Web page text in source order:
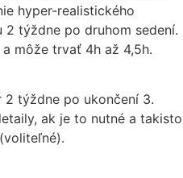
hyper-realistického
2 týždne po druhom sedení.
môže trvať 4h až 4,5h.
2 týždne po ukončení 3.
ak je to nutné a takisto